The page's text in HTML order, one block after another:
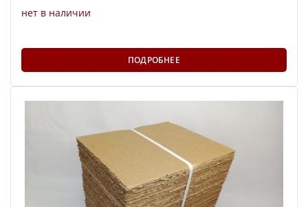
нет в наличии
ПОДРОБНЕЕ